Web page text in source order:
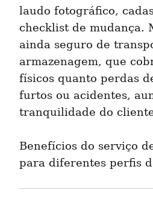
laudo fotográfico,
checklist de mudança.
ainda seguro de
armazenagem, que
físicos quanto perdas
furtos ou acidentes,
tranquilidade do
Benefícios do serviço
para diferentes perfis